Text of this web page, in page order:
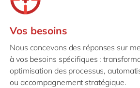
Vos besoins
Nous concevons des réponses sur
à vos besoins spécifiques :
optimisation des processus,
ou accompagnement stratégique.